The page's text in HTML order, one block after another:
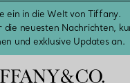
ein in die Welt von Tiffany.
die neuesten Nachrichten,
und exklusive Updates an.